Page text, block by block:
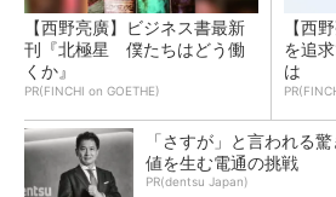
【西野亮廣】ビジネス書最新
刊『北極星 僕たちはどう働
くか』
PR(FINCHI on GOETHE)
【西
を追
は
「さすが」と言われる
値を生む電通の挑戦
PR(dentsu Japan)